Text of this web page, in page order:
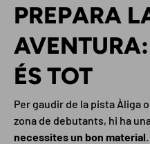
PREPARA
ÉS TOT
Per gaudir de la pista Àliga
zona de debutants, hi ha
necessites un bon material